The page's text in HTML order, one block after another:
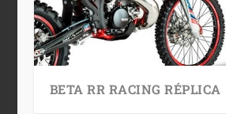
BETA RR RACING RÉPLICA